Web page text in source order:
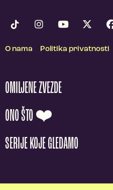
O nama Politika privatnosti
OMILJENE ZVEZDE
ONO ŠTO ❤️
SERIJE KOJE GLEDAMO